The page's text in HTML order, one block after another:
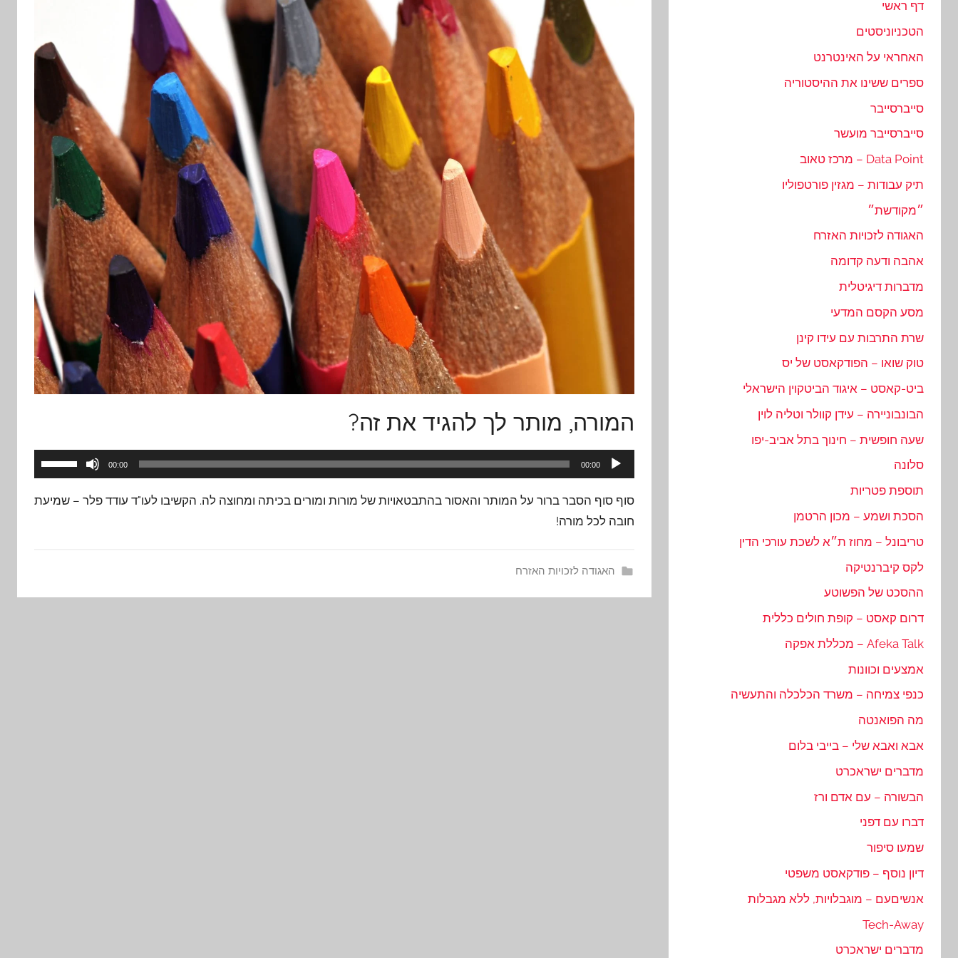
המורה, מותר לך להגיד את זה?
אודיו
00:00
00:00
השתמש
במקש
סוף סוף הסבר ברור על המותר והאסור בהתבטאויות של מורות ומורים בכיתה ומחוצה לה. הקשיבו לעו"ד עודד פלר – שמיעת
חובה לכל מורה!
האגודה לזכויות האזרח
דף ראשי
הטכניוניסטים
האחראי על האינטרנט
ספרים ששינו את ההיסטוריה
סייברסייבר
סייברסייבר מועשר
Data Point – מרכז טאוב
תיק עבודות – מגזין פורטפוליו
״מקודשת״
האגודה לזכויות האזרח
אהבה ודעה קדומה
מדברות דיגיטלית
מסע הקסם המדעי
שרת התרבות עם עידו קינן
טוק שואו – הפודקאסט של יס
ביט-קאסט – איגוד הביטקוין הישראלי
הבונבוניירה – עידן קוולר וטליה לוין
שעה חופשית – חינוך בתל אביב-יפו
סלונה
תוספת פטריות
הסכת ושמע – מכון הרטמן
טריבונל – מחוז ת״א לשכת עורכי הדין
לקס קיברנטיקה
ההסכט של הפשוטע
דרום קאסט – קופת חולים כללית
Afeka Talk – מכללת אפקה
אמצעים וכוונות
כנפי צמיחה – משרד הכלכלה והתעשיה
מה הפואנטה
אבא ואבא שלי – בייבי בלום
מדברים ישראכרט
הבשורה – עם אדם ורז
דברו עם דפני
שמעו סיפור
דיון נוסף – פודקאסט משפטי
אנשיםעם – מוגבלויות, ללא מגבלות
Tech-Away
מדברים ישראכרט